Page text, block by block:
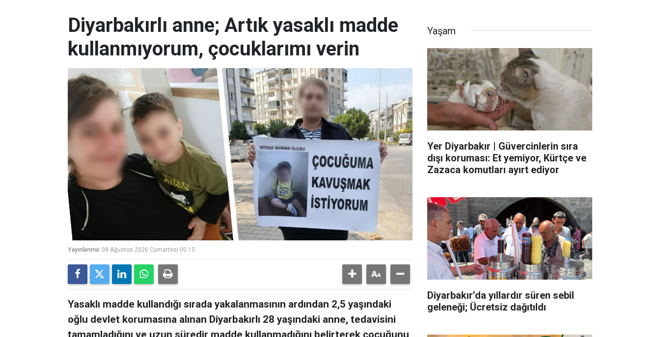
Diyarbakırlı anne; Artık yasaklı madde
kullanmıyorum, çocuklarımı verin
Yayınlanma: 08 Ağustos 2026 Cumartesi 00:15
Yasaklı madde kullandığı sırada yakalanmasının ardından 2,5 yaşındaki
oğlu devlet korumasına alınan Diyarbakırlı 28 yaşındaki anne, tedavisini
tamamladığını ve uzun süredir madde kullanmadığını belirterek çocuğunu
Yaşam
Yer Diyarbakır | Güvercinlerin sıra
dışı koruması: Et yemiyor, Kürtçe ve
Zazaca komutları ayırt ediyor
Diyarbakır’da yıllardır süren sebil
geleneği; Ücretsiz dağıtıldı